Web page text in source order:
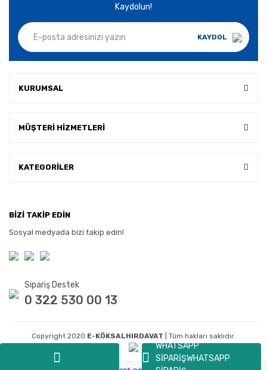
WHATSAPP
SİPARİŞWHATSAPP
Kaydolun!
KAYDOL
KURUMSAL
MÜŞTERİ HİZMETLERİ
KATEGORİLER
BİZİ TAKİP EDİN
Sosyal medyada bizi takip edin!
Sipariş Destek
0 322 530 00 13
Copyright 2020 E-KÖKSALHIRDAVAT | Tüm hakları saklıdır.